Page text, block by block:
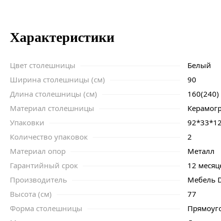
Характеристики
Цвет столешницы
Белый
Ширина столешницы (см)
90
Длина столешницы (см)
160(240)
Материал столешницы
Упаковки
92*33*12
Количество упаковок
2
Материал опор
Металл
Гарантийный срок
12
Производитель
Мебель
Высота (см)
77
Форма столешницы